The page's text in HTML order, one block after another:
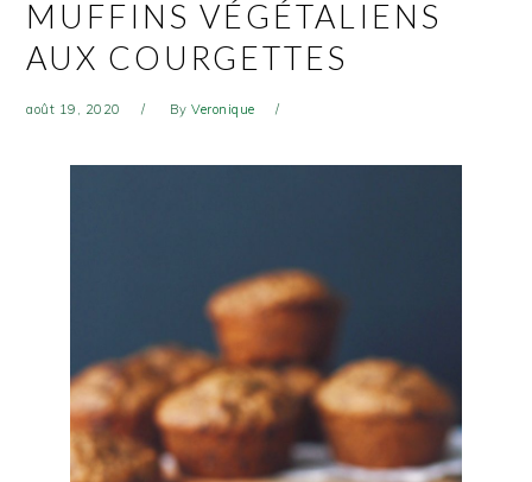
MUFFINS VÉGÉTALIENS
AUX COURGETTES
août 19, 2020 ByVeronique